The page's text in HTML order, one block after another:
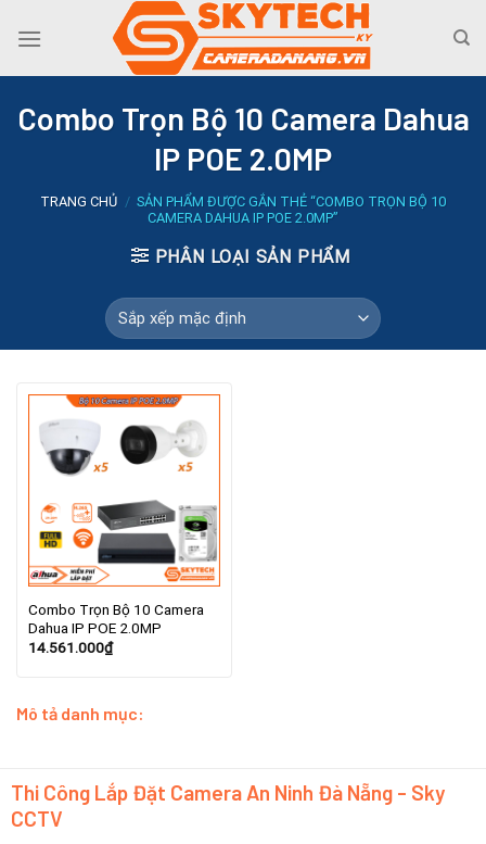
Combo Trọn Bộ 10 Camera Dahua
IP POE 2.0MP
TRANG CHỦ / SẢN PHẨM ĐƯỢC GẮN THẺ “COMBO TRỌN BỘ 10
CAMERA DAHUA IP POE 2.0MP”
PHÂN LOẠI SẢN PHẨM
Combo Trọn Bộ 10 Camera
Dahua IP POE 2.0MP
14.561.000₫
Mô tả danh mục:
Thi Công Lắp Đặt Camera An Ninh Đà Nẵng - Sky
CCTV